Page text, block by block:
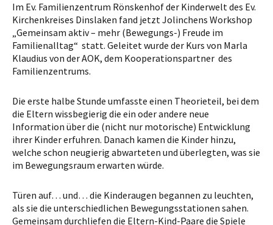
Im Ev. Familienzentrum Rönskenhof der Kinderwelt des Ev.
Kirchenkreises Dinslaken fand jetzt Jolinchens Workshop
„Gemeinsam aktiv – mehr (Bewegungs-) Freude im
Familienalltag“ statt. Geleitet wurde der Kurs von Marla
Klaudius von der AOK, dem Kooperationspartner des
Familienzentrums.
Die erste halbe Stunde umfasste einen Theorieteil, bei dem
die Eltern wissbegierig die ein oder andere neue
Information über die (nicht nur motorische) Entwicklung
ihrer Kinder erfuhren. Danach kamen die Kinder hinzu,
welche schon neugierig abwarteten und überlegten, was sie
im Bewegungsraum erwarten würde.
Türen auf… und… die Kinderaugen begannen zu leuchten,
als sie die unterschiedlichen Bewegungsstationen sahen.
Gemeinsam durchliefen die Eltern-Kind-Paare die Spiele